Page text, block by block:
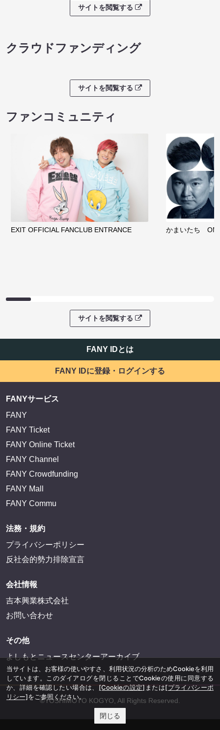
サイトを閲覧する
クラウドファンディング
サイトを閲覧する
ファンコミュニティ
EXIT OFFICIAL FANCLUB ENTRANCE かまいたち
サイトを閲覧する
FANY IDとは
FANY IDに登録・ログインする
FANYサービス
FANY
FANY Ticket
FANY Online Ticket
FANY Channel
FANY Crowdfunding
FANY Mall
FANY Commu
法務・規約
プライバシーポリシー
反社会的勢力排除宣言
会社情報
吉本興業株式会社
お問い合わせ
その他
よしもとニュースセンターアーカイブ
©YOSHIMOTO KOGYO, All Rights Reserved.
当サイトは、お客様の使いやすさ、利用状況の分析のためCookieを利用
しています。このダイアログを閉じることでCookieの使用に同意する
か、詳細を確認したい場合は、 [Cookieの設定] または[プライバシーポ
リシー]をご参照ください。
閉じる